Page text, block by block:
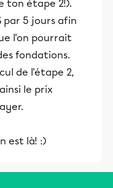
ton étape 2!).
par 5 jours afin
l'on pourrait
fondations.
de l'étape 2,
le prix
est là! :)